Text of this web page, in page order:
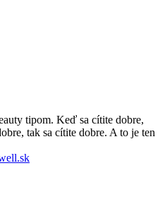
tipom. Keď sa cítite dobre,
tak sa cítite dobre. A to je ten